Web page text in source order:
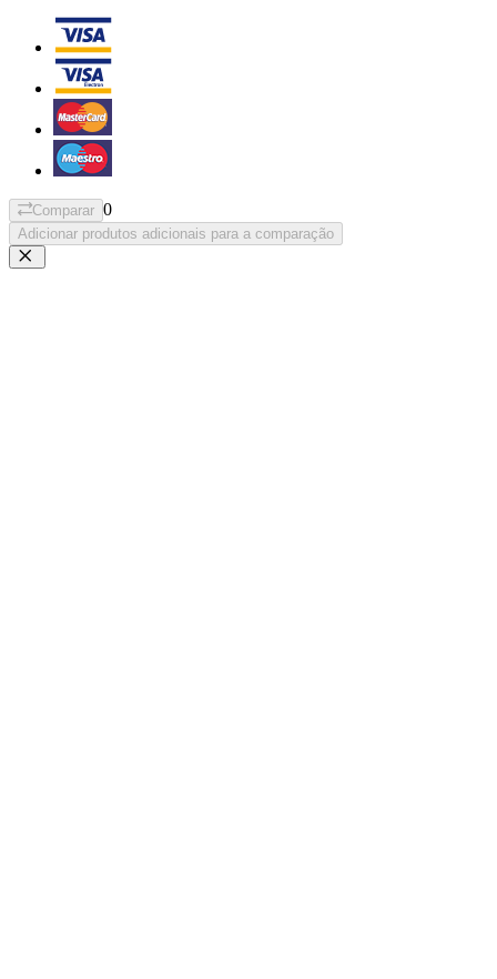
Comparar 0
Adicionar produtos adicionais para a comparação